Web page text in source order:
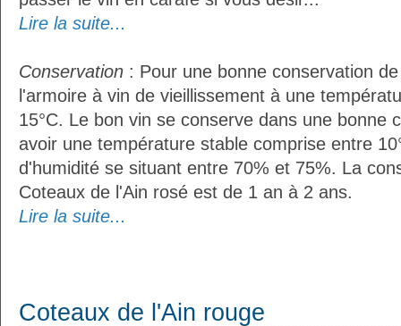
Lire la suite...
Conservation : Pour une bonne conservation
l'armoire à vin de vieillissement à une
15°C. Le bon vin se conserve dans une bonne
avoir une température stable comprise entre
d'humidité se situant entre 70% et 75%. La
Coteaux de l'Ain rosé est de 1 an à 2 ans.
Lire la suite...
Coteaux de l'Ain rouge